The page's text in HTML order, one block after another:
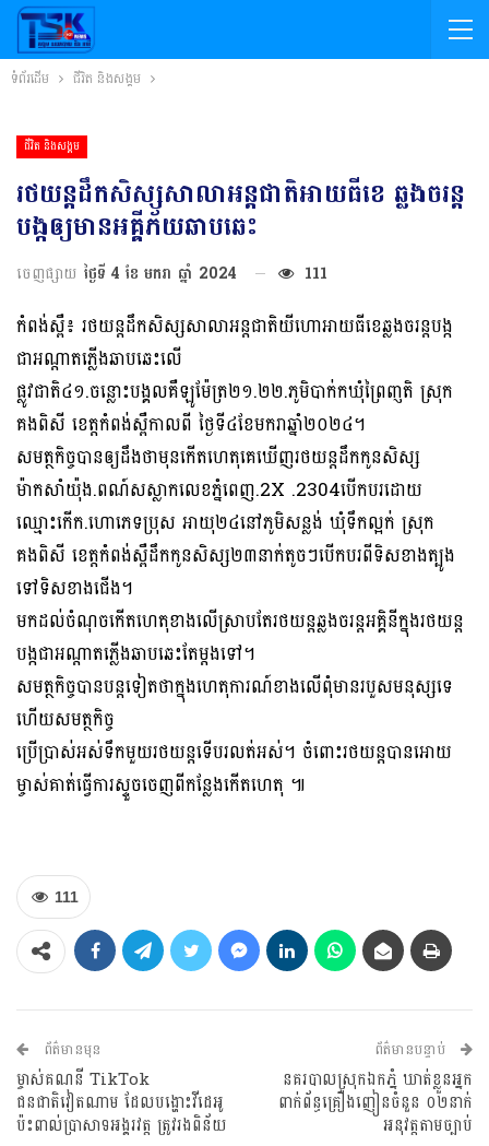
ទំព័រដើម ជីវិត និងសង្គម
ជីវិត និងសង្គម
រថយន្តដឹកសិស្សសាលាអន្តជាតិអាយធីខេ ឆ្លងចរន្ត
បង្កឲ្យមានអគ្គីភ័យឆាបឆេះ
ចេញផ្សាយ ថ្ងៃទី 4 ខែ មករា ឆ្នាំ 2024 111
កំពង់ស្ពឺ៖ រថយន្តដឹកសិស្សសាលាអន្តជាតិយីហោអាយធីខេឆ្លងចរន្តបង្ក
ជាអណ្តាតភ្លើងឆាបឆេះលើ
ផ្លូវជាតិ៤១.ចន្លោះបង្គលគឺឡូម៉ែត្រ២១.២២.ភូមិបាក់កឃុំព្រៃពា្ញតិ ស្រុក
គងពិសី ខេត្តកំពង់ស្ពឺកាលពី ថ្ងៃទី៤ខែមករាឆ្នាំ២០២៤។
សមត្ថកិច្ចបានឲ្យដឹងថាមុនកើតហេតុគេឃើញរថយន្តដឹកកូនសិស្ស
ម៉ាកសាំយ៉ុង.ពណ៍សស្លាកលេខភ្នំពេញ.2X .2304បើកបរដោយ
ឈ្មោះកើក.ហោភេទប្រុស អាយុ២៤នៅភូមិសន្លង់ ឃុំទឹកល្អក់ ស្រុក
គងពិសី ខេត្តកំពង់ស្ពឺដឹកកូនសិស្ស២៣នាក់តូចៗបើកបរពីទិសខាងត្បូង
ទៅទិសខាងជើង។
មកដល់ចំណុចកើតហេតុខាងលើស្រាបតែរថយន្តឆ្លងចរន្តអគ្គិនីក្នុងរថយន្ត
បង្កជាអណ្តាតភ្លើងឆាបឆេះតែម្តងទៅ។
សមត្ថកិច្ចបានបន្តទៀតថាក្នុងហេតុការណ៍ខាងលើពុំមានរបួសមនុស្សទេ
ហើយសមត្ថកិច្ច
ប្រើប្រាស់អស់ទឹកមួយរថយន្តទើបរលត់អស់។ ចំពោះរថយន្តបានអោយ
ម្ចាស់គាត់ធ្វើការស្ទួចចេញពីកន្លែងកើតហេតុ ៕
111
ព័ត៌មានមុន
ម្ចាស់គណនី TikTok
ជនជាតិវៀតណាម ដែលបង្ហោះវីដេអូ
ប៉ះពាល់ប្រាសាទអង្គរវត្ត ត្រូវរងពិន័យ
ព័ត៌មានបន្ទាប់
នគរបាលស្រុកឯកភ្នំ ឃាត់ខ្លួនអ្នក
ពាក់ព័ន្ធគ្រឿងញៀនចំនួន ០២នាក់
អនុវត្តតាមច្បាប់